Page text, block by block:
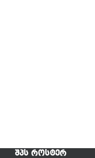
ᲨᲞᲡ ᲠᲝᲡᲢᲔᲠ